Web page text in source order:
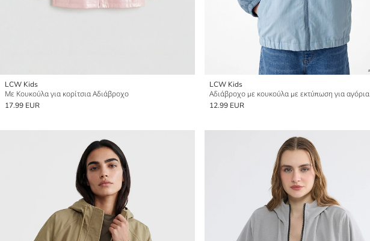
LCW Kids
Με Κουκούλα για κορίτσια Αδιάβροχο
17.99 EUR
LCW Kids
Αδιάβροχο με κουκούλα με εκτύπωση για αγόρια
12.99 EUR